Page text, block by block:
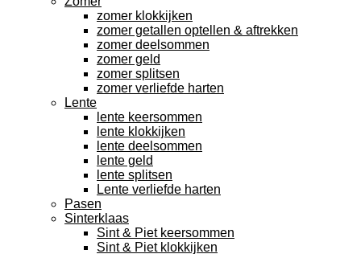
zomer klokkijken
zomer getallen optellen & aftrekken
zomer deelsommen
zomer geld
zomer splitsen
zomer verliefde harten
Lente
lente keersommen
lente klokkijken
lente deelsommen
lente geld
lente splitsen
Lente verliefde harten
Pasen
Sinterklaas
Sint & Piet keersommen
Sint & Piet klokkijken